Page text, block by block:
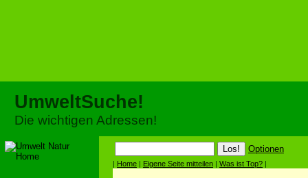
UmweltSuche!
Die wichtigen Adressen!
Optionen
| Home | Eigene Seite mitteilen | Was ist Top? |